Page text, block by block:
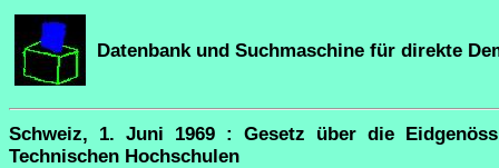
Datenbank und Suchmaschine für direkte
Schweiz, 1. Juni 1969 : Gesetz über die
Technischen Hochschulen